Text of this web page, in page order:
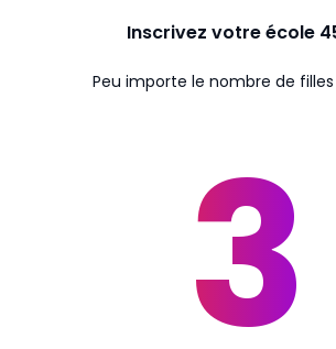
Inscrivez votre école
Peu importe le nombre de